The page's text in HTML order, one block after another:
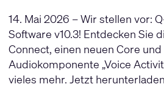
14. Mai 2026 – Wir stellen vor:
Software v10.3! Entdecken Sie
Connect, einen neuen Core
Audiokomponente „Voice
vieles mehr. Jetzt